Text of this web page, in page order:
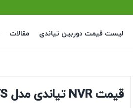
لیست قیمت دوربین تیاندی مقالات
قیمت NVR تیاندی مدل TC-R3104 SPEC: I/B/P4/L/S